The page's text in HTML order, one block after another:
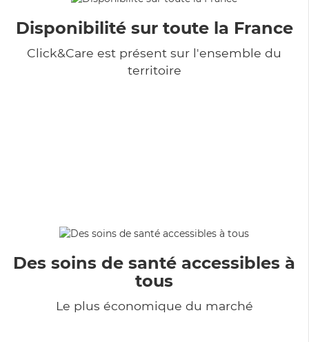
Disponibilité sur toute la France
Click&Care est présent sur l'ensemble du
territoire
Des soins de santé accessibles à
tous
Le plus économique du marché